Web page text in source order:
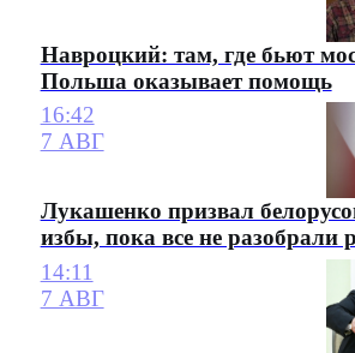
Навроцкий: там, где бьют
Польша оказывает помощь
16:42
7 АВГ
Лукашенко призвал
избы, пока все не разобрали
14:11
7 АВГ